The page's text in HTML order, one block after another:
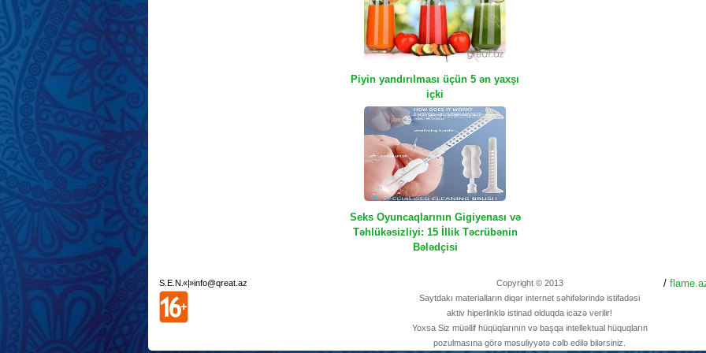
Piyin yandırılması üçün 5 ən yaxşı
içki
Seks Oyuncaqlarının Gigiyenası və
Təhlükəsizliyi: 15 İllik Təcrübənin
Bələdçisi
S.E.N. «| »info@qreat.az
Copyright © 2013
Saytdakı materialların diqər internet səhifələrində istifadəsi
aktiv hiperlinklə istinad olduqda icazə verilir!
Yoxsa Siz müəllif hüqüqlarının və başqa intellektual hüquqların
pozulmasına görə məsuliyyətə cəlb edilə bilərsiniz.
/